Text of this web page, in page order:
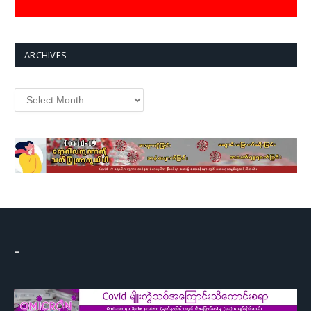
ARCHIVES
Archives
–